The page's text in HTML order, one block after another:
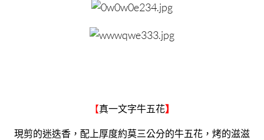
【真一文字牛五花】
現剪的迷迭香，配上厚度約莫三公分的牛五花，烤的滋滋